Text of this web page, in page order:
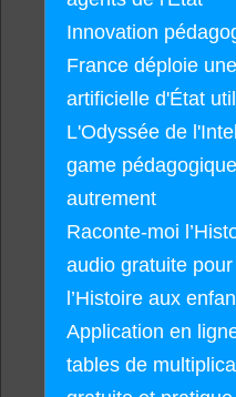
Innovation
France déploie
artificielle d'État
L'Odyssée de
game
autrement
Raconte-moi
audio gratuite
l’Histoire aux
Application en
tables de